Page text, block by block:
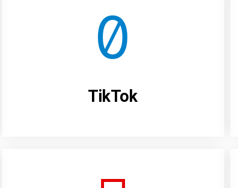
TikTok